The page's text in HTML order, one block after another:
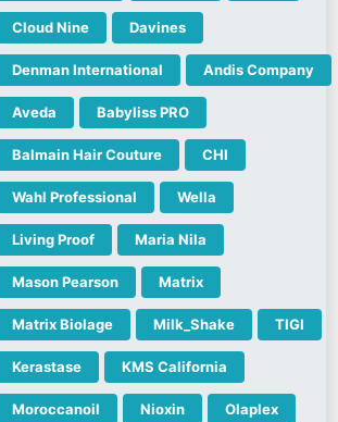
Cloud Nine Davines
Denman International Andis Company
Aveda Babyliss PRO
Balmain Hair Couture CHI
Wahl Professional Wella
Living Proof Maria Nila
Mason Pearson Matrix
Matrix Biolage Milk_Shake TIGI
Kerastase KMS California
Moroccanoil Nioxin Olaplex